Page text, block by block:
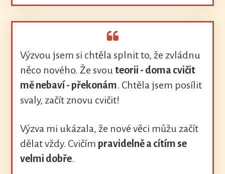
Výzvou jsem si chtěla splnit to, že zvládnu
něco nového. Že svouteorii - doma cvičit
mě nebaví - překonám. Chtěla jsem posílit
svaly, začít znovu cvičit!
Výzva mi ukázala, že nové věci můžu začít
dělat vždy. Cvičím pravidelně a cítím se
velmi dobře.